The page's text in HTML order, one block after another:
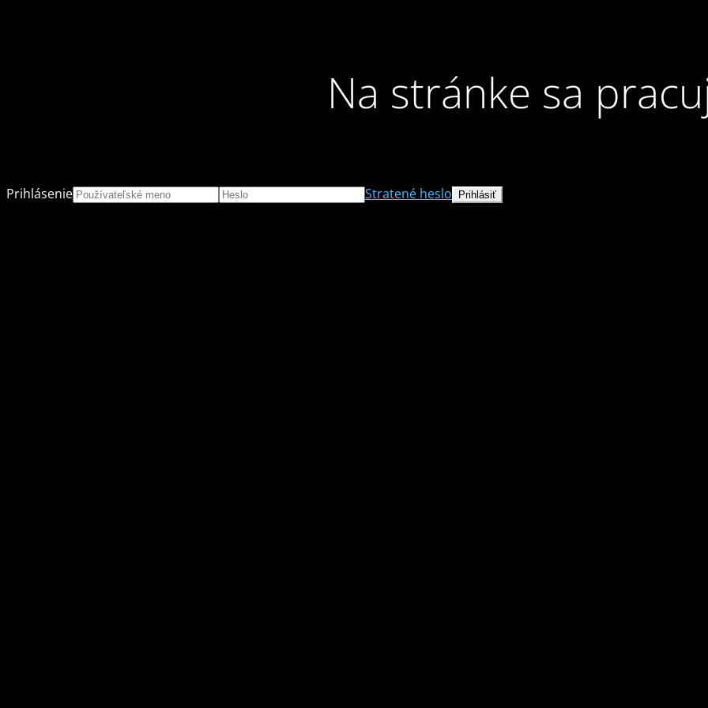
Na stránke sa
Prihlásenie Stratené heslo